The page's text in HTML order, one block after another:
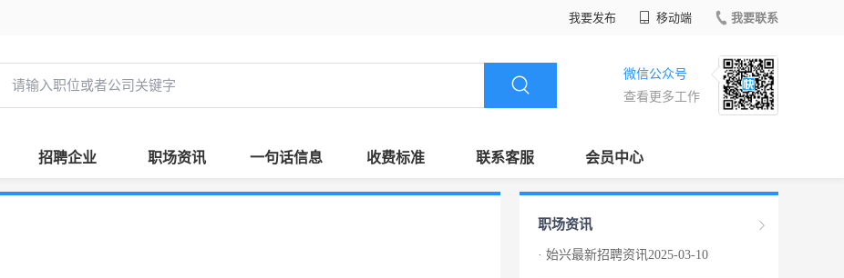
我要发布 移动端 我要联系
微信公众号
查看更多工作
招聘企业 职场资讯 一句话信息 收费标准 联系客服 会员中心
职场资讯
· 始兴最新招聘资讯2025-03-10